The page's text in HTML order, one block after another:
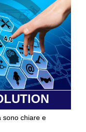
sono chiare e